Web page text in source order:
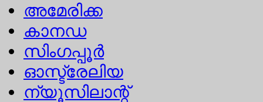
അമേരിക്ക
കാനഡ
സിംഗപ്പൂര്‍
ഓസ്ട്രേലിയ
ന്യൂസിലാന്റ്